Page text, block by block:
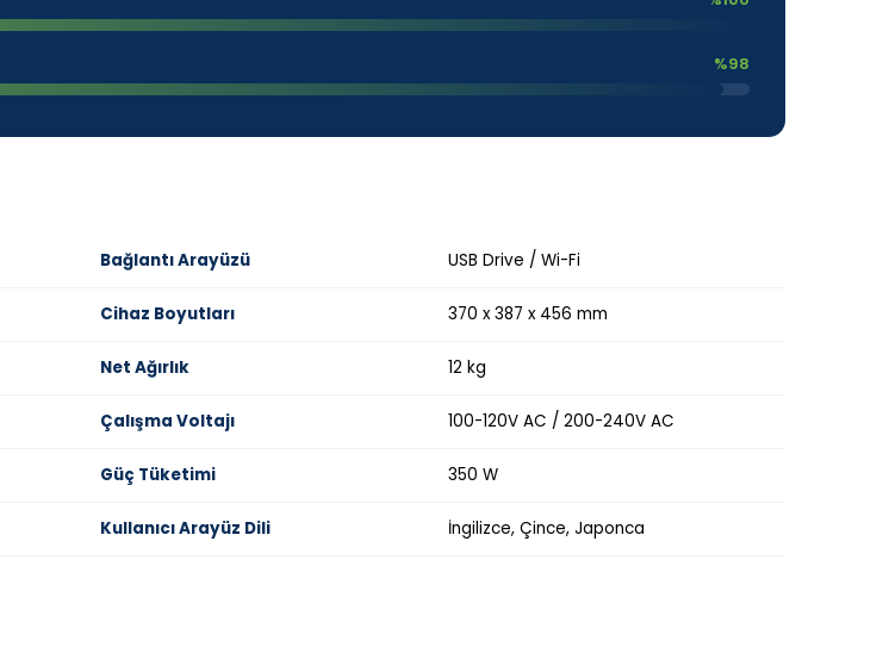
%98
Bağlantı Arayüzü USB Drive / Wi-Fi
Cihaz Boyutları 370 x 387 x 456 mm
Net Ağırlık 12 kg
Çalışma Voltajı 100-120V AC / 200-240V AC
Güç Tüketimi 350 W
Kullanıcı Arayüz Dili İngilizce, Çince, Japonca